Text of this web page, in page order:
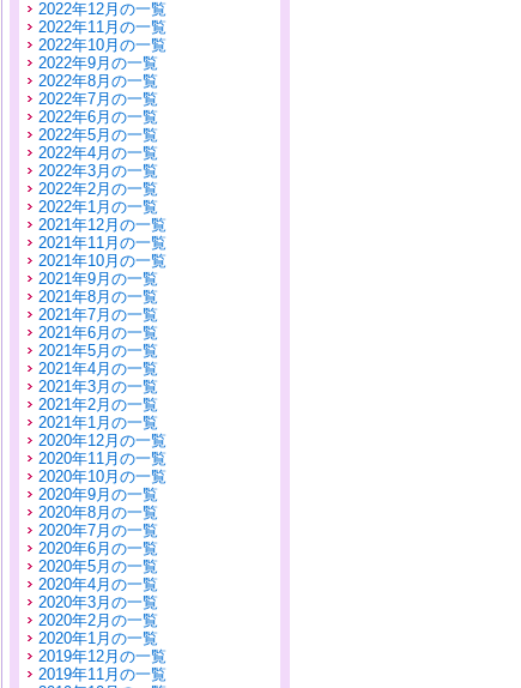
2022年12月の一覧
2022年11月の一覧
2022年10月の一覧
2022年9月の一覧
2022年8月の一覧
2022年7月の一覧
2022年6月の一覧
2022年5月の一覧
2022年4月の一覧
2022年3月の一覧
2022年2月の一覧
2022年1月の一覧
2021年12月の一覧
2021年11月の一覧
2021年10月の一覧
2021年9月の一覧
2021年8月の一覧
2021年7月の一覧
2021年6月の一覧
2021年5月の一覧
2021年4月の一覧
2021年3月の一覧
2021年2月の一覧
2021年1月の一覧
2020年12月の一覧
2020年11月の一覧
2020年10月の一覧
2020年9月の一覧
2020年8月の一覧
2020年7月の一覧
2020年6月の一覧
2020年5月の一覧
2020年4月の一覧
2020年3月の一覧
2020年2月の一覧
2020年1月の一覧
2019年12月の一覧
2019年11月の一覧